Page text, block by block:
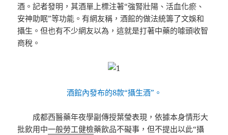
酒。記者發明，其酒單上標注著“強腎壯陽、活血化瘀、
安神助眠”等功能。有網友稱，酒館的做法統籌了文娛和
攝生。但也有不少網友以為，這就是打著中藥的噱頭收智
商稅。
酒館內發布的8款“攝生酒”。
成都西醫藥年夜學副傳授葉瑩表現，依據本身情形大
批飲用中一般勞工健檢藥飲品不礙事，但不提出以此“攝